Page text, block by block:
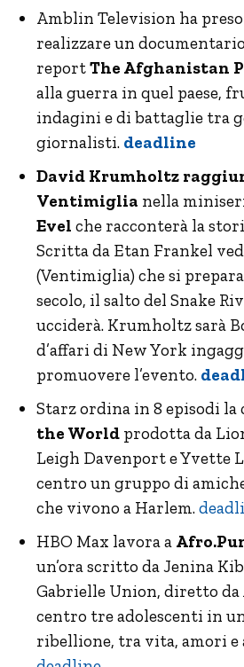
Amblin Television ha
realizzare un
reportThe Afghanistan
alla guerra in quel paese,
indagini e di battaglie tra
giornalisti. deadline
David Krumholtz
Ventimiglia nella
Evel che racconterà la
Scritta da Etan Frankel
(Ventimiglia) che si
secolo, il salto del Snake
ucciderà. Krumholtz sarà
d’affari di New York
promuovere l’evento.
Starz ordina in 8 episodi la
the World prodotta da
Leigh Davenport e Yvette
centro un gruppo di
che vivono a Harlem.
HBO Max lavora a
un’ora scritto da Jenina
Gabrielle Union, diretto da
centro tre adolescenti in
ribellione, tra vita, amori e